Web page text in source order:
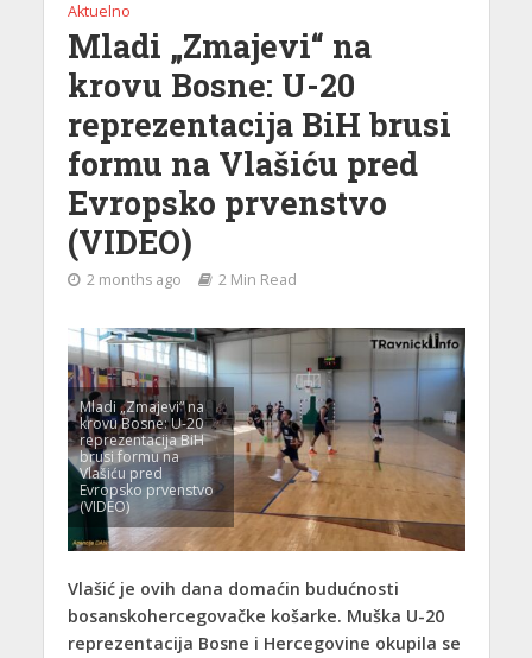
Aktuelno
Mladi „Zmajevi“ na
krovu Bosne: U-20
reprezentacija BiH brusi
formu na Vlašiću pred
Evropsko prvenstvo
(VIDEO)
2 months ago 2 Min Read
Mladi „Zmajevi“ na
krovu Bosne: U-20
reprezentacija BiH
brusi formu na
Vlašiću pred
Evropsko prvenstvo
(VIDEO)
Vlašić je ovih dana domaćin budućnosti
bosanskohercegovačke košarke. Muška U-20
reprezentacija Bosne i Hercegovine okupila se